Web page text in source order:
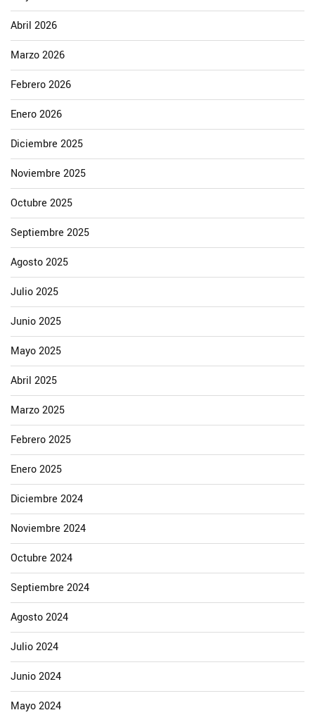
Abril 2026
Marzo 2026
Febrero 2026
Enero 2026
Diciembre 2025
Noviembre 2025
Octubre 2025
Septiembre 2025
Agosto 2025
Julio 2025
Junio 2025
Mayo 2025
Abril 2025
Marzo 2025
Febrero 2025
Enero 2025
Diciembre 2024
Noviembre 2024
Octubre 2024
Septiembre 2024
Agosto 2024
Julio 2024
Junio 2024
Mayo 2024